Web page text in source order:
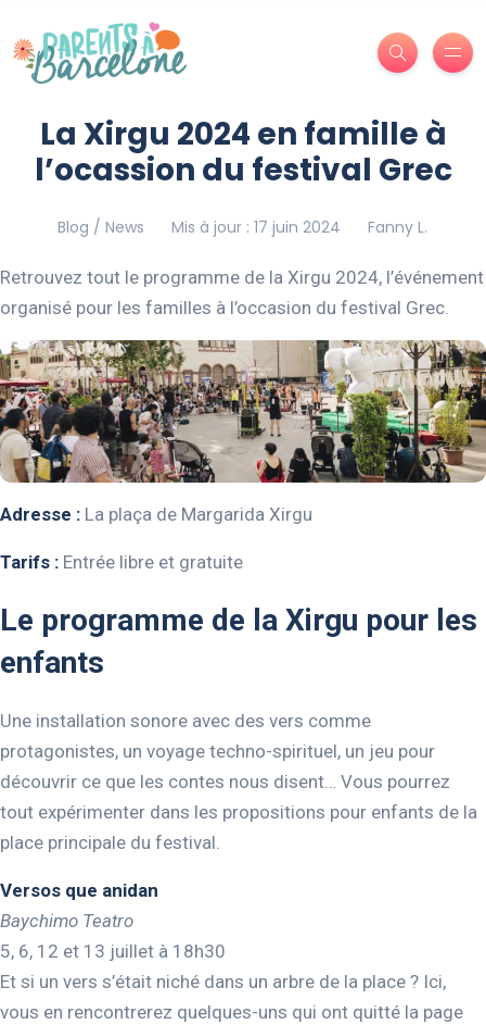
La Xirgu 2024 en famille à
l’ocassion du festival Grec
Blog / News Mis à jour : 17 juin 2024 Fanny L.
Retrouvez tout le programme de la Xirgu 2024, l’événement
organisé pour les familles à l’occasion du festival Grec.
Adresse : La plaça de Margarida Xirgu
Tarifs : Entrée libre et gratuite
Le programme de la Xirgu pour les
enfants
Une installation sonore avec des vers comme
protagonistes, un voyage techno-spirituel, un jeu pour
découvrir ce que les contes nous disent… Vous pourrez
tout expérimenter dans les propositions pour enfants de la
place principale du festival.
Versos que anidan
Baychimo Teatro
5, 6, 12 et 13 juillet à 18h30
Et si un vers s’était niché dans un arbre de la place ? Ici,
vous en rencontrerez quelques-uns qui ont quitté la page